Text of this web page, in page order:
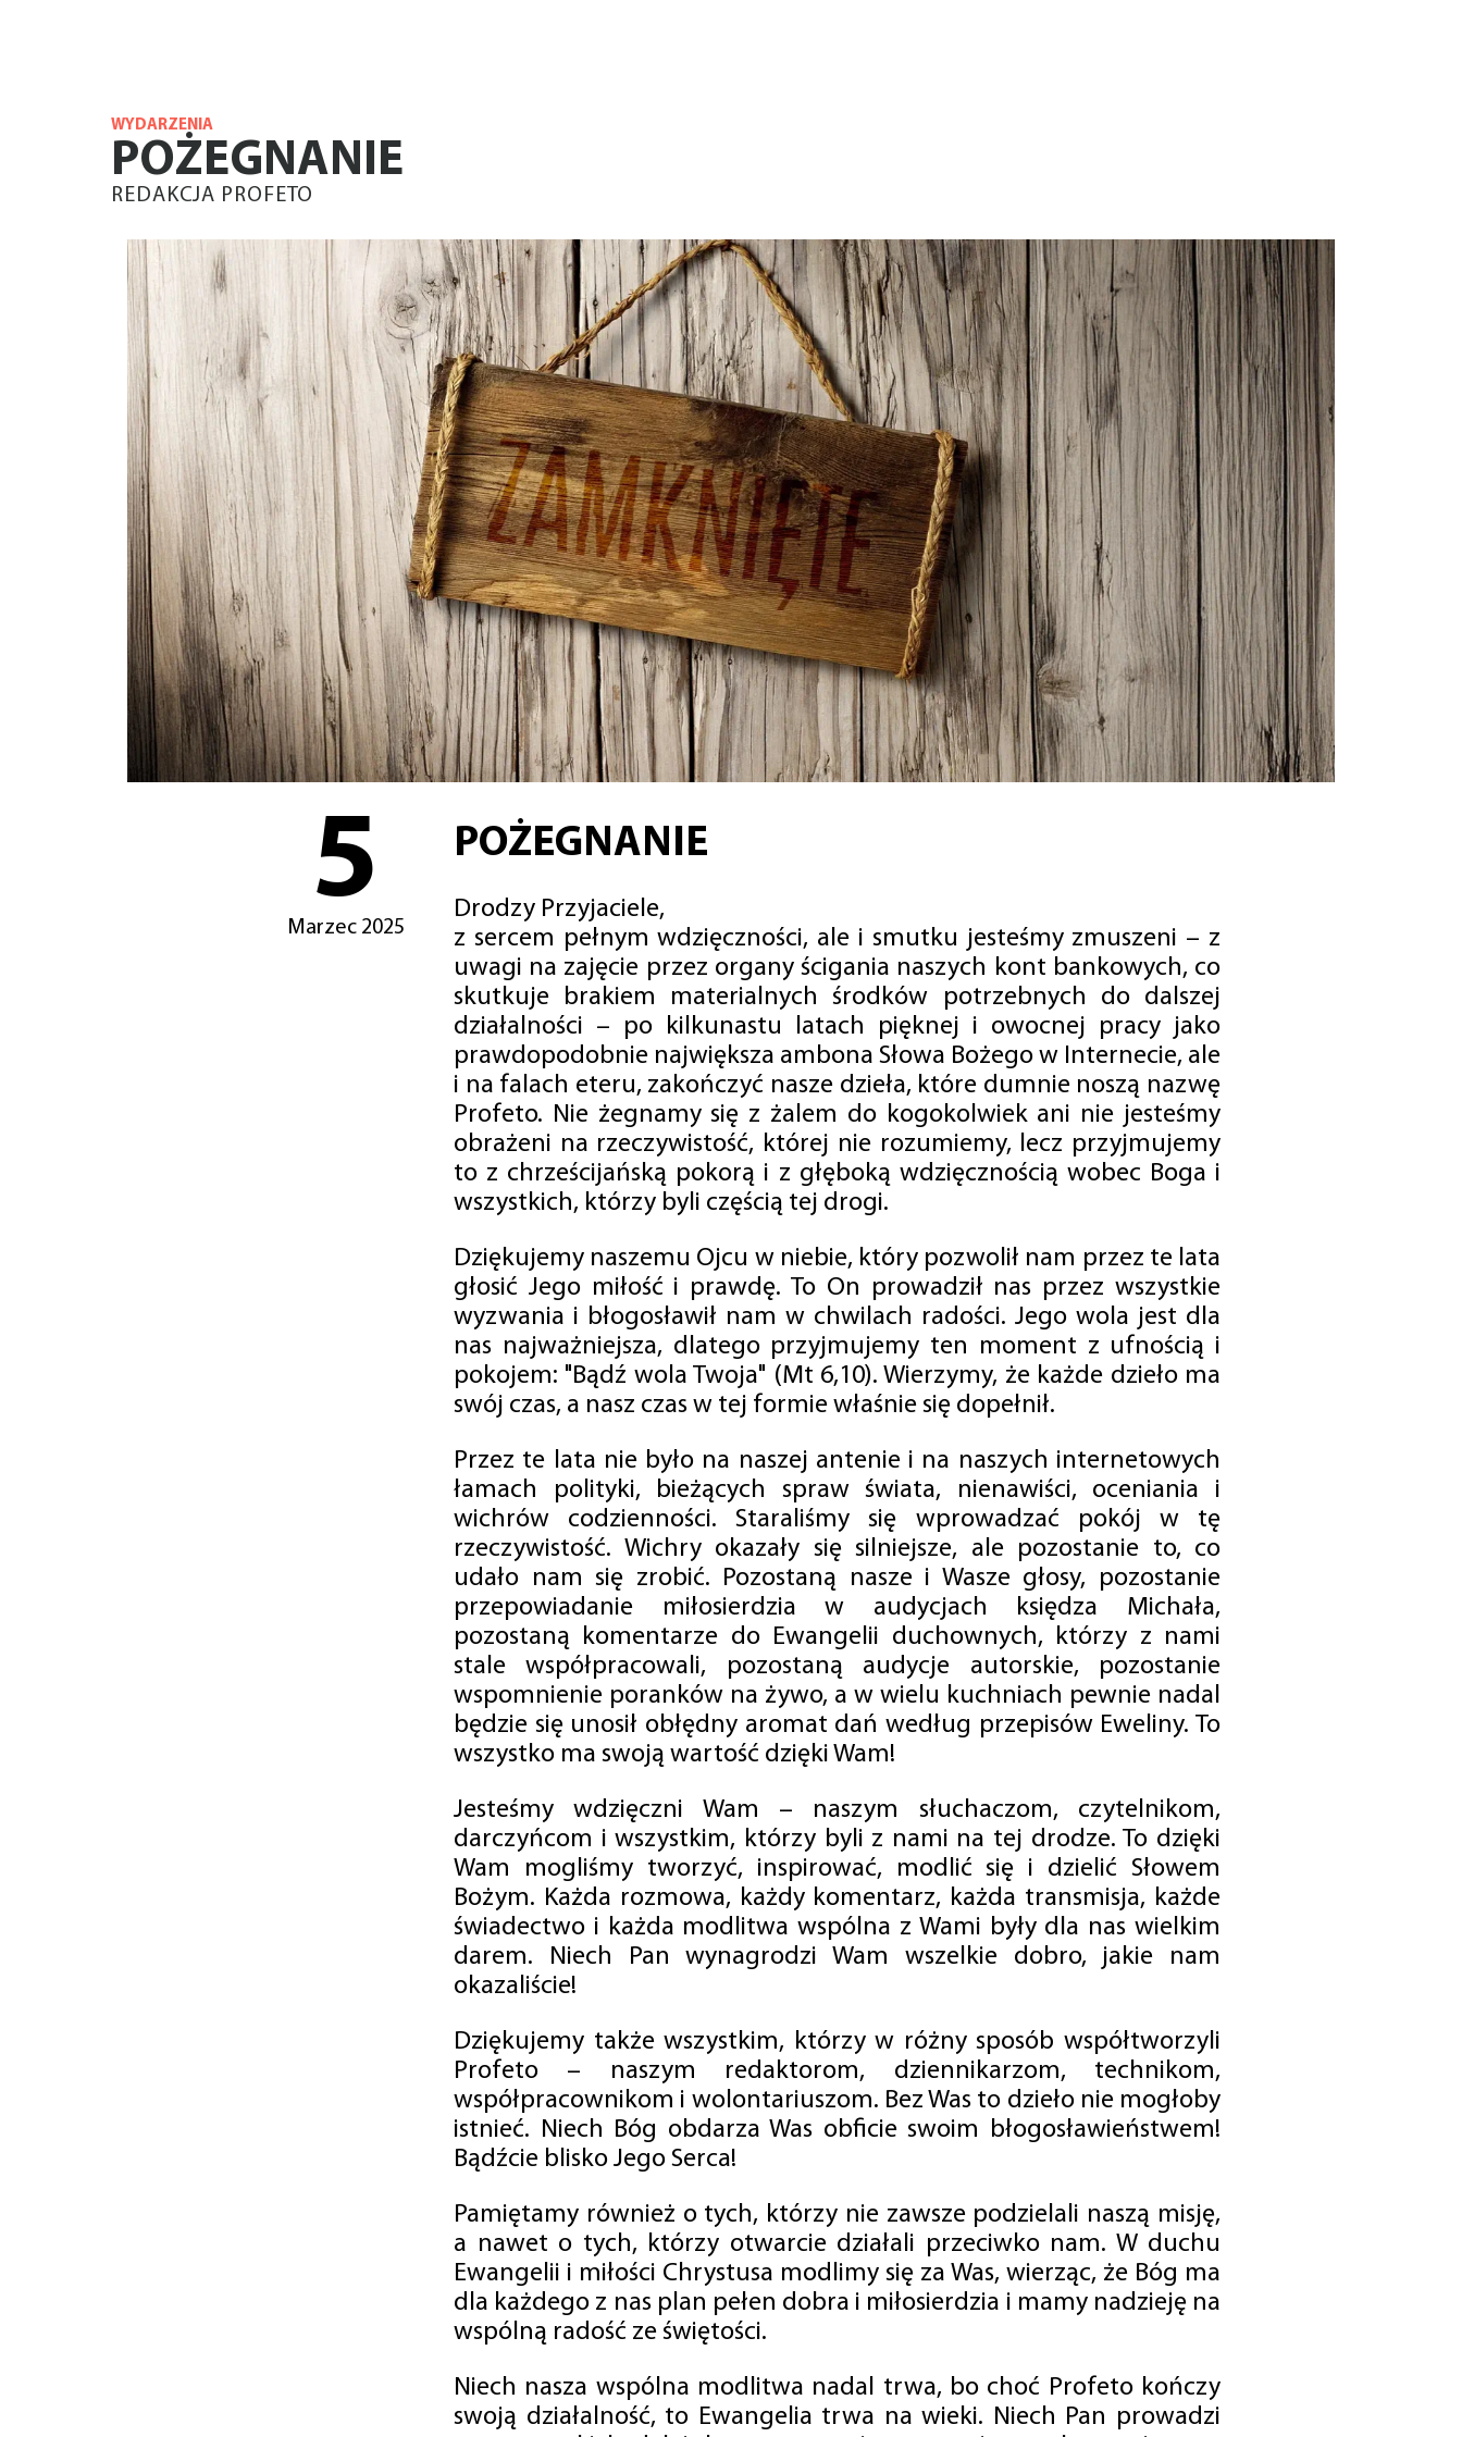
WYDARZENIA
POŻEGNANIE
REDAKCJA PROFETO
5
Marzec 2025
POŻEGNANIE
Drodzy Przyjaciele,
z sercem pełnym wdzięczności, ale i smutku jesteśmy zmuszeni – z
uwagi na zajęcie przez organy ścigania naszych kont bankowych, co
skutkuje brakiem materialnych środków potrzebnych do dalszej
działalności – po kilkunastu latach pięknej i owocnej pracy jako
prawdopodobnie największa ambona Słowa Bożego w Internecie, ale
i na falach eteru, zakończyć nasze dzieła, które dumnie noszą nazwę
Profeto. Nie żegnamy się z żalem do kogokolwiek ani nie jesteśmy
obrażeni na rzeczywistość, której nie rozumiemy, lecz przyjmujemy
to z chrześcijańską pokorą i z głęboką wdzięcznością wobec Boga i
wszystkich, którzy byli częścią tej drogi.
Dziękujemy naszemu Ojcu w niebie, który pozwolił nam przez te lata
głosić Jego miłość i prawdę. To On prowadził nas przez wszystkie
wyzwania i błogosławił nam w chwilach radości. Jego wola jest dla
nas najważniejsza, dlatego przyjmujemy ten moment z ufnością i
pokojem: "Bądź wola Twoja" (Mt 6,10). Wierzymy, że każde dzieło ma
swój czas, a nasz czas w tej formie właśnie się dopełnił.
Przez te lata nie było na naszej antenie i na naszych internetowych
łamach polityki, bieżących spraw świata, nienawiści, oceniania i
wichrów codzienności. Staraliśmy się wprowadzać pokój w tę
rzeczywistość. Wichry okazały się silniejsze, ale pozostanie to, co
udało nam się zrobić. Pozostaną nasze i Wasze głosy, pozostanie
przepowiadanie miłosierdzia w audycjach księdza Michała,
pozostaną komentarze do Ewangelii duchownych, którzy z nami
stale współpracowali, pozostaną audycje autorskie, pozostanie
wspomnienie poranków na żywo, a w wielu kuchniach pewnie nadal
będzie się unosił obłędny aromat dań według przepisów Eweliny. To
wszystko ma swoją wartość dzięki Wam!
Jesteśmy wdzięczni Wam – naszym słuchaczom, czytelnikom,
darczyńcom i wszystkim, którzy byli z nami na tej drodze. To dzięki
Wam mogliśmy tworzyć, inspirować, modlić się i dzielić Słowem
Bożym. Każda rozmowa, każdy komentarz, każda transmisja, każde
świadectwo i każda modlitwa wspólna z Wami były dla nas wielkim
darem. Niech Pan wynagrodzi Wam wszelkie dobro, jakie nam
okazaliście!
Dziękujemy także wszystkim, którzy w różny sposób współtworzyli
Profeto – naszym redaktorom, dziennikarzom, technikom,
współpracownikom i wolontariuszom. Bez Was to dzieło nie mogłoby
istnieć. Niech Bóg obdarza Was obficie swoim błogosławieństwem!
Bądźcie blisko Jego Serca!
Pamiętamy również o tych, którzy nie zawsze podzielali naszą misję,
a nawet o tych, którzy otwarcie działali przeciwko nam. W duchu
Ewangelii i miłości Chrystusa modlimy się za Was, wierząc, że Bóg ma
dla każdego z nas plan pełen dobra i miłosierdzia i mamy nadzieję na
wspólną radość ze świętości.
Niech nasza wspólna modlitwa nadal trwa, bo choć Profeto kończy
swoją działalność, to Ewangelia trwa na wieki. Niech Pan prowadzi